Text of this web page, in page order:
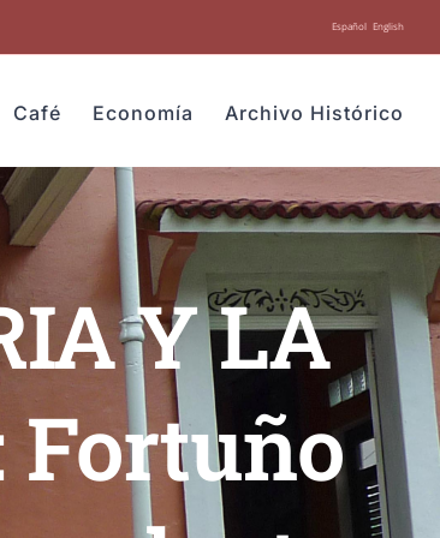
Español English
Café Economía Archivo Histórico
Y LA
Fortuño